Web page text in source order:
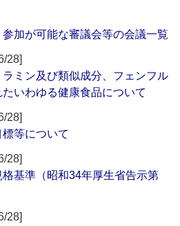
参加が可能な審議会等の会議一覧
28]
ミン及び類似成分、フェンフル
いわゆる健康食品について
28]
等について
28]
基準（昭和34年厚生省告示第
28]